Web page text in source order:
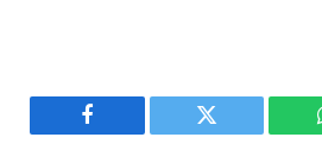
Facebook Twitter